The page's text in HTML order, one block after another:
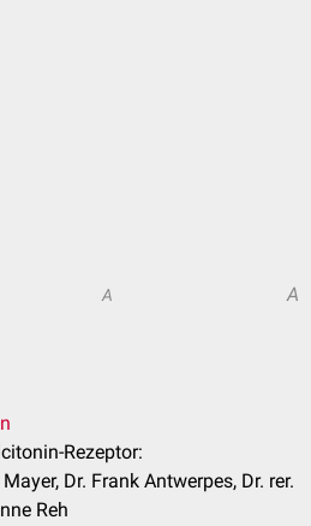
A A
Rezeptor:
Dr. Frank Antwerpes, Dr. rer.
Reh